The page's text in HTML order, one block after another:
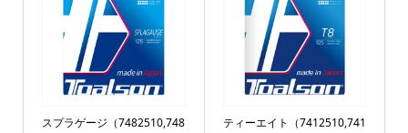
スプラゲージ（7482510,748
ティーエイト（7412510,741